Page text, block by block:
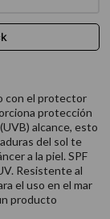
con el protector
protección
alcance, esto
del sol te
a la piel. SPF
Resistente al
el uso en el mar
producto